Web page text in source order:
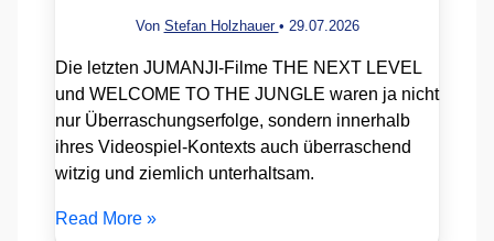
Von Stefan Holzhauer • 29.07.2026
Die letzten JUMANJI-Filme THE NEXT LEVEL
und WELCOME TO THE JUNGLE waren ja nicht
nur Überraschungserfolge, sondern innerhalb
ihres Videospiel-Kontexts auch überraschend
witzig und ziemlich unterhaltsam.
Read More »